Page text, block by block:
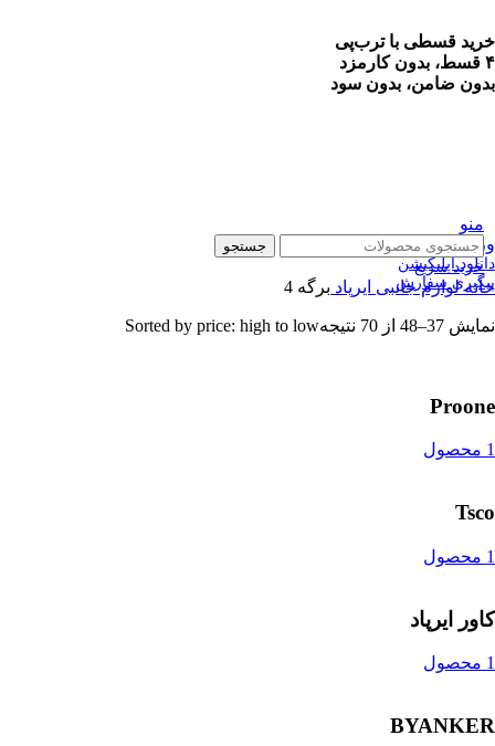
خرید قسطی با ترب‌پی
۴ قسط، بدون کارمزد
بدون ضامن، بدون سود
ورود / ثبت نام
دانلود اپلیکیشن
پیگیری سفارش
منو
جستجو
خرید سریع
خانهلوازم جانبی ایرپاد برگه 4
نمایش 37–48 از 70 نتیجه Sorted by price: high to low
Proone
1 محصول
Tsco
1 محصول
کاور ایرپاد
1 محصول
BYANKER